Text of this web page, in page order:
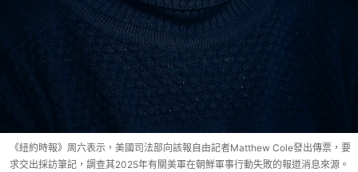
《紐約時報》周六表示，美國司法部向該報自由記者Matthew Cole發出傳票，要
求交出採訪筆記，調查其2025年有關美軍在朝鮮軍事行動失敗的報道消息來源。